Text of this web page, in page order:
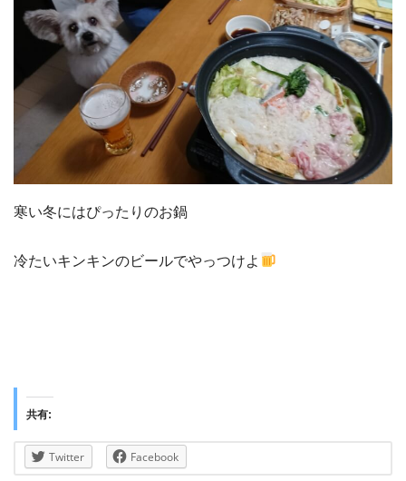
寒い冬にはぴったりのお鍋
冷たいキンキンのビールでやっつけよ
共有:
Twitter Facebook